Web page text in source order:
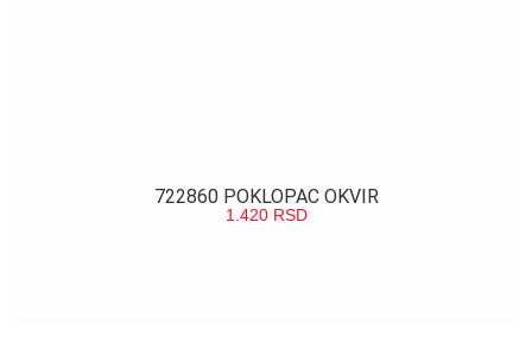
722860 POKLOPAC OKVIR
1.420 RSD